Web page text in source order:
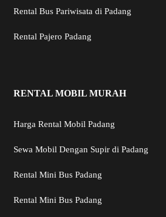
Rental Bus Pariwisata di Padang
Rental Pajero Padang
RENTAL MOBIL MURAH
Harga Rental Mobil Padang
Sewa Mobil Dengan Supir di Padang
Rental Mini Bus Padang
Rental Mini Bus Padang